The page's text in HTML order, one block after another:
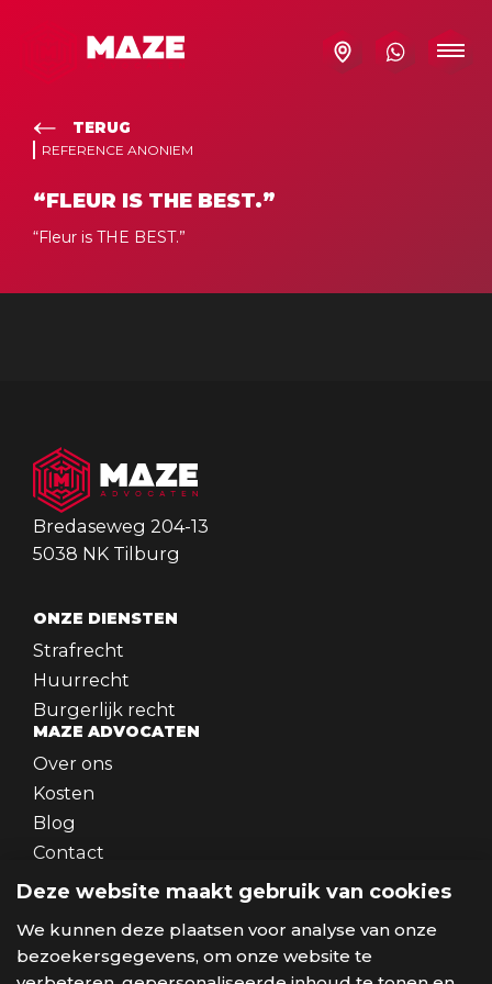
Deze website maakt gebruik van cookies
We kunnen deze plaatsen voor analyse van onze
bezoekersgegevens, om onze website te
TERUG
REFERENCE ANONIEM
“FLEUR IS THE BEST.”
“Fleur is THE BEST.”
Bredaseweg 204-13
5038 NK Tilburg
ONZE DIENSTEN
Strafrecht
Huurrecht
Burgerlijk recht
MAZE ADVOCATEN
Over ons
Kosten
Blog
Contact
SOCIALS